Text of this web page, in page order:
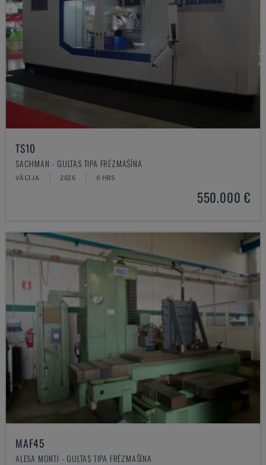
TS10
SACHMAN - GULTAS TIPA FRĒZMAŠĪNA
VĀCIJA 2026 0 HRS
550.000 €
MAF45
ALESA MONTI - GULTAS TIPA FRĒZMAŠĪNA